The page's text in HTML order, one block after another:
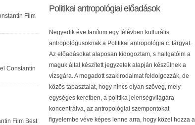
Film
Constantin
Film Best
Politikai antropológiai előadások
Negyedik éve tanítom egy félévben kulturális
antropológusoknak a Politikai antropológia c. tárgyat.
Az előadásokat alaposan kidogoztam, s hallgatóim a
maguk által készített jegyzetek alapján készülnek a
vizsgára. A megadott szakirodalmat feldolgozzák, de
közös tapasztalat, hogy nincs olyan szöveg, mely
egységes keretben, a politika jelenségvilágára
koncentrálva, az antropológiai szempontokat
figyelembe véve képes lenne arra, hogy közel hozza a